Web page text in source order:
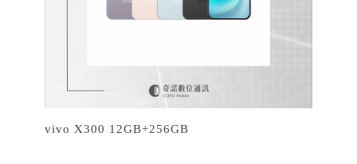
vivo X300 12GB+256GB